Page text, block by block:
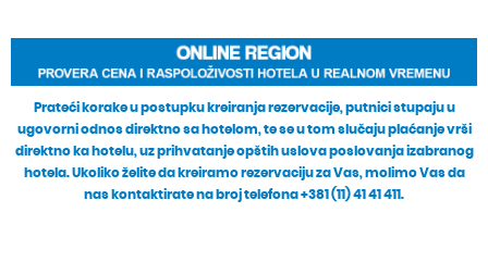
Prateći korake u postupku kreiranja rezervacije, putnici stupaju u
ugovorni odnos direktno sa hotelom, te se u tom slučaju plaćanje vrši
direktno ka hotelu, uz prihvatanje opštih uslova poslovanja izabranog
hotela. Ukoliko želite da kreiramo rezervaciju za Vas, molimo Vas da
nas kontaktirate na broj telefona +381 (11) 41 41 411.